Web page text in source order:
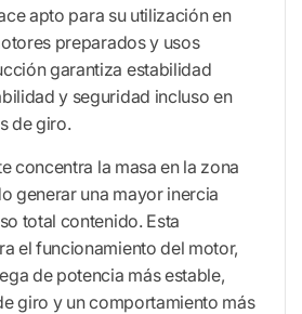
apto para su utilización en
preparados y usos
garantiza estabilidad
y seguridad incluso en
de giro.
concentra la masa en la zona
generar una mayor inercia
total contenido. Esta
el funcionamiento del motor,
de potencia más estable,
giro y un comportamiento más